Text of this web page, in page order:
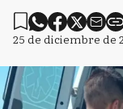
25 de diciembre de